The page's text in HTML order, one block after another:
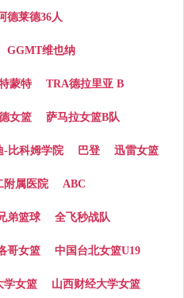
德莱德36人
GGMT维也纳
蒙特 TRA德拉里亚 B
女篮 萨马拉女篮B队
-比科姆学院 巴登 迅雷女篮
附属医院 ABC
弟篮球 全飞秒战队
哥女篮 中国台北女篮U19
学女篮 山西财经大学女篮